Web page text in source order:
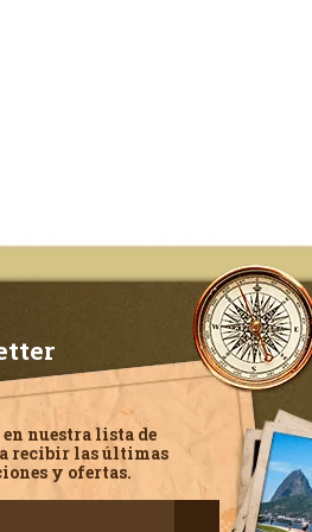
en nuestra lista de
recibir las últimas
y ofertas.